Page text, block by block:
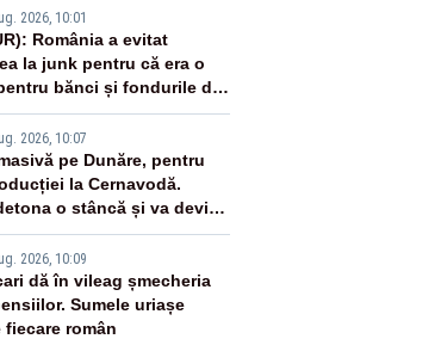
2026, 10:01
România a evitat
la junk pentru că era o
bănci și fondurile de
2026, 10:07
pe Dunăre, pentru
la Cernavodă.
o stâncă și va devia
- IMAGINI AERIENE
2026, 10:09
dă în vileag șmecheria
Sumele uriașe
român